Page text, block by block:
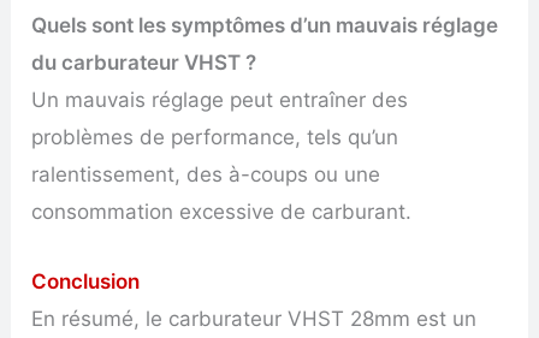
Quels sont les symptômes d’un mauvais réglage
du carburateur VHST ?
Un mauvais réglage peut entraîner des
problèmes de performance, tels qu’un
ralentissement, des à-coups ou une
consommation excessive de carburant.
Conclusion
En résumé, le carburateur VHST 28mm est un